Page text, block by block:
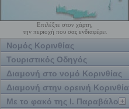
Επιλέξτε στον χάρτη,
την περιοχή που σας ενδιαφέρει
Νομός Κορινθίας
Τουριστικός Οδηγός
Διαμονή στο νομό Κορινθίας
Διαμονή στην ορεινή Κορινθία
Με το φακό της Ι. Παραβάλου